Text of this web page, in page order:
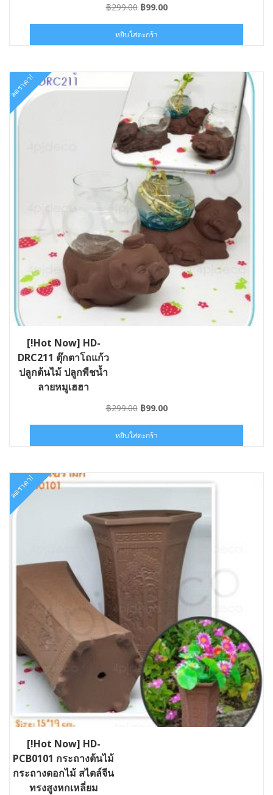
฿299.00 Original
was:
฿299.00.
฿99.00Current
฿99.00.
หยิบใส่ตะกร้า
ลดราคา!
[!Hot Now] HD-
DRC211 ตุ๊กตาโถแก้ว
ปลูกต้นไม้ ปลูกพืชน้ำ
ลายหมูเฮฮา
฿299.00 Original
was:
฿299.00.
฿99.00Current
฿99.00.
หยิบใส่ตะกร้า
ลดราคา!
[!Hot Now] HD-
PCB0101 กระถางต้นไม้
กระถางดอกไม้ สไตล์จีน
ทรงสูงหกเหลี่ยม